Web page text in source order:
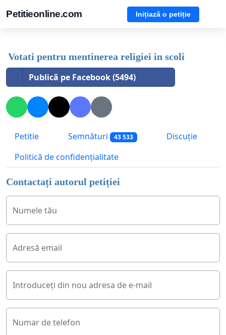
Petitieonline.com Inițiază o petiție
Votati pentru mentinerea religiei in scoli
Publică pe Facebook (5494)
Petitie Semnături 43 533
Discuție
Politică de confidențialitate
Contactați autorul petiției
Numele tău
Adresă email
Introduceți din nou adresa de e-mail
Numar de telefon